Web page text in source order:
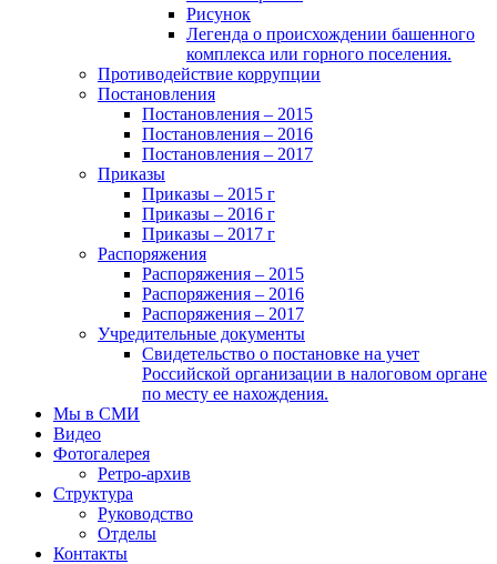
Рисунок
Легенда о происхождении башенного
комплекса или горного поселения.
Противодействие коррупции
Постановления
Постановления – 2015
Постановления – 2016
Постановления – 2017
Приказы
Приказы – 2015 г
Приказы – 2016 г
Приказы – 2017 г
Распоряжения
Распоряжения – 2015
Распоряжения – 2016
Распоряжения – 2017
Учредительные документы
Свидетельство о постановке на учет
Российской организации в налоговом органе
по месту ее нахождения.
Мы в СМИ
Видео
Фотогалерея
Ретро-архив
Структура
Руководство
Отделы
Контакты